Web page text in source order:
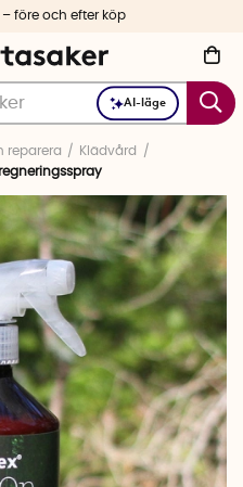
AI-läge
– före och efter köp
reparera
Klädvård